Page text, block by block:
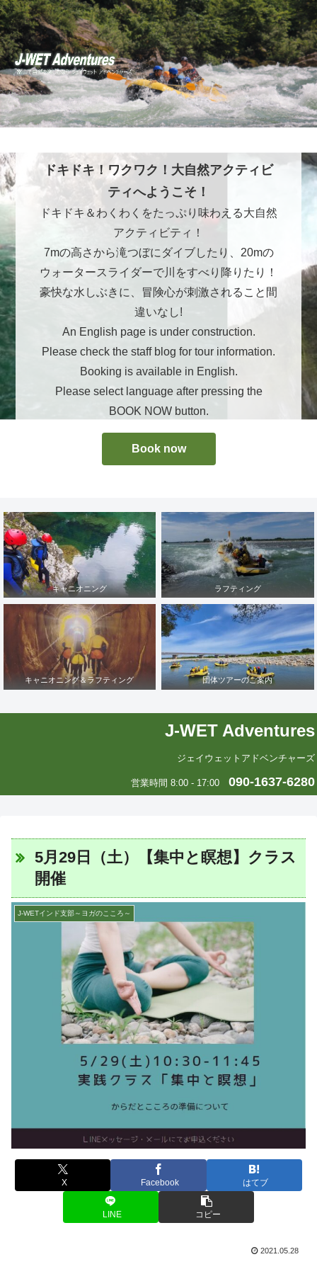
ドキドキ！ワクワク！大自然アクティビ
ティへようこそ！
ドキドキ＆わくわくをたっぷり味わえる大自然
アクティビティ！
7mの高さから滝つぼにダイブしたり、20mの
ウォータースライダーで川をすべり降りたり！
豪快な水しぶきに、冒険心が刺激されること間
違いなし!
An English page is under construction.
Please check the staff blog for tour information.
Booking is available in English.
Please select language after pressing the
BOOK NOW button.
Book now
キャニオニング ラフティング
キャニオニング＆ラフティング 団体ツアーのご案内
J-WET Adventures
ジェイウェットアドベンチャーズ
営業時間 8:00 - 17:00 090-1637-6280
5月29日（土）【集中と瞑想】クラス
開催
J-WETインド支部～ヨガのこころ～
X Facebook はてブ
LINE コピー
2021.05.28